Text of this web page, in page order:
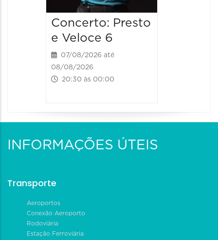
Concerto: Presto
e Veloce 6
07/08/2026 até
08/08/2026
20:30 às 00:00
INFORMAÇÕES ÚTEIS
Transporte
Aeroportos
Conexão Aeroporto
Rodoviária
Estação Ferroviária